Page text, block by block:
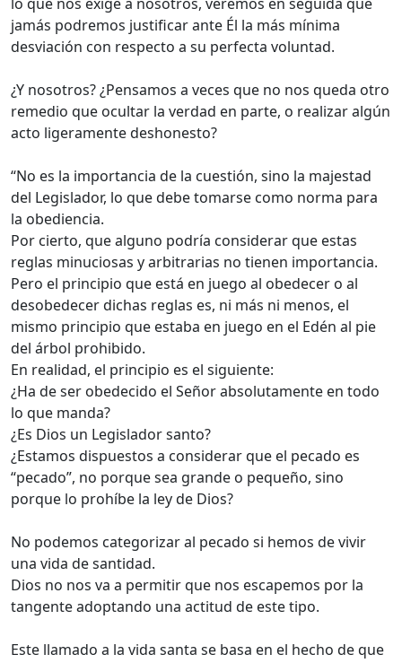
jamás podremos justificar ante Él la más mínima
desviación con respecto a su perfecta voluntad.
¿Y nosotros? ¿Pensamos a veces que no nos queda otro
remedio que ocultar la verdad en parte, o realizar algún
acto ligeramente deshonesto?
“No es la importancia de la cuestión, sino la majestad
del Legislador, lo que debe tomarse como norma para
la obediencia.
Por cierto, que alguno podría considerar que estas
reglas minuciosas y arbitrarias no tienen importancia.
Pero el principio que está en juego al obedecer o al
desobedecer dichas reglas es, ni más ni menos, el
mismo principio que estaba en juego en el Edén al pie
del árbol prohibido.
En realidad, el principio es el siguiente:
¿Ha de ser obedecido el Señor absolutamente en todo
lo que manda?
¿Es Dios un Legislador santo?
¿Estamos dispuestos a considerar que el pecado es
“pecado”, no porque sea grande o pequeño, sino
porque lo prohíbe la ley de Dios?
No podemos categorizar al pecado si hemos de vivir
una vida de santidad.
Dios no nos va a permitir que nos escapemos por la
tangente adoptando una actitud de este tipo.
Este llamado a la vida santa se basa en el hecho de que